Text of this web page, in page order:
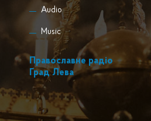
Audio
Music
Православне радіо
Град Лева